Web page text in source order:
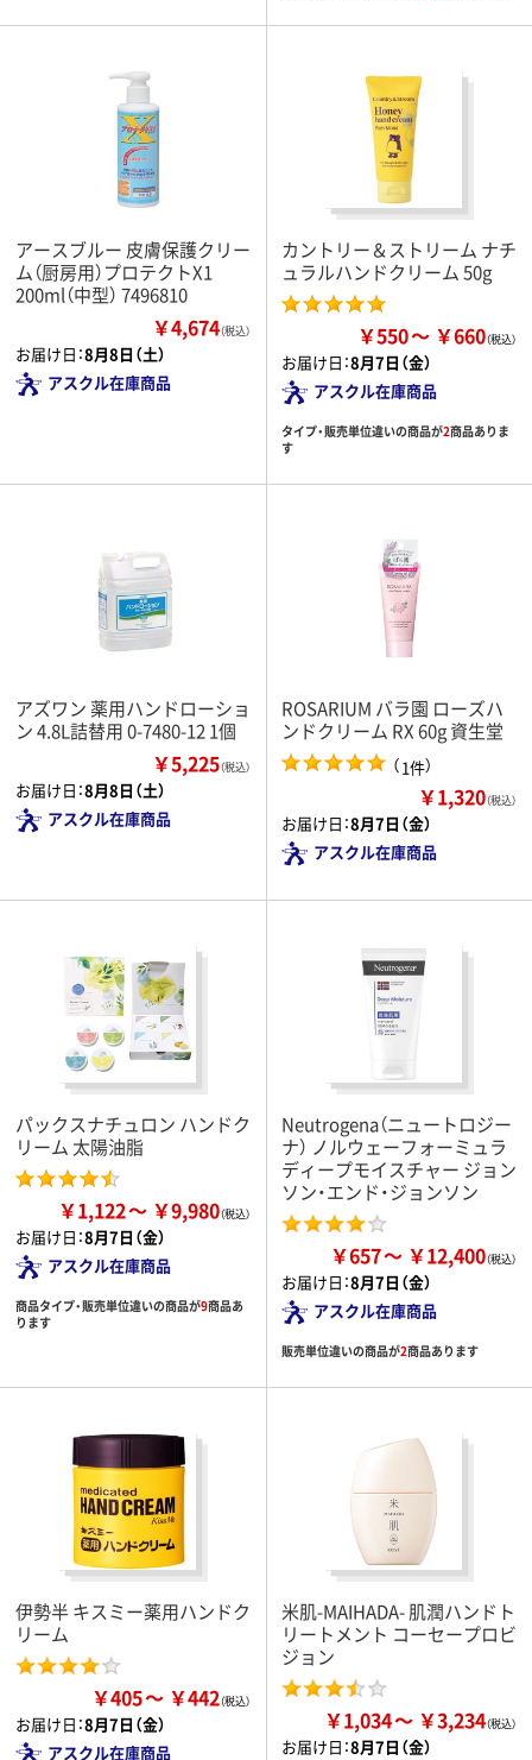
アースブルー 皮膚保護クリー
ム（厨房用）プロテクトX1
200ml（中型） 7496810
￥4,674（税込）
お届け日：8月8日（土）
アスクル在庫商品
カントリー＆ストリーム ナチ
ュラルハンドクリーム 50g
￥550 ￥660
お届け日：8月7日（金）
アスクル在庫商品
タイプ・販売単位違いの商品が2商品ありま
す
アズワン 薬用ハンドローショ
ン 4.8L詰替用 0-7480-12 1個
￥5,225（税込）
お届け日：8月8日（土）
アスクル在庫商品
ROSARIUM バラ園 ローズハ
ンドクリーム RX 60g 資生堂
（1件）
￥1,320（税込）
お届け日：8月7日（金）
アスクル在庫商品
パックスナチュロン ハンドク
リーム 太陽油脂
￥1,122 ￥9,980
お届け日：8月7日（金）
アスクル在庫商品
商品タイプ・販売単位違いの商品が9商品あ
ります
Neutrogena（ニュートロジー
ナ） ノルウェーフォーミュラ
ディープモイスチャー ジョン
ソン・エンド・ジョンソン
￥657 ￥12,400
お届け日：8月7日（金）
アスクル在庫商品
販売単位違いの商品が2商品あります
伊勢半 キスミー薬用ハンドク
リーム
￥405 ￥442
お届け日：8月7日（金）
アスクル在庫商品
米肌-MAIHADA- 肌潤ハンドト
リートメント コーセープロビ
ジョン
￥1,034 ￥3,234
お届け日：8月7日（金）